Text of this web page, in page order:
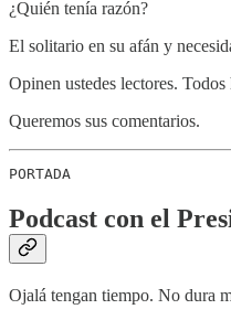
¿Quién tenía razón?
El solitario en su afán y
Opinen ustedes lectores.
Queremos sus comentarios.
PORTADA
Podcast con el
Ojalá tengan tiempo. No dura